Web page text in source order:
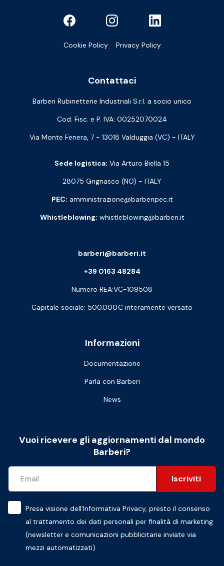
Cookie Policy Privacy Policy
Contattaci
Barberi Rubinetterie Industriali S.r.l. a socio unico
Cod. Fisc. e P. IVA: 00252070024
Via Monte Fenera, 7 - 13018 Valduggia (VC) - ITALY
Sede logistica: Via Arturo Biella 15
28075 Grignasco (NO) - ITALY
PEC: amministrazione@barberipec.it
Whistleblowing: whistleblowing@barberi.it
Informazioni
Documentazione
Parla con Barberi
News
barberi@barberi.it
+39 0163 48284
Numero REA:VC-109508
Capitale sociale: 500.000€ interamente versato
Vuoi ricevere gli aggiornamenti dal mondo
Barberi?
Iscriviti
Presa visione dell’Informativa Privacy, presto il consenso
al trattamento dei dati personali per finalità di marketing
(newsletter e comunicazioni pubblicitarie inviate via
mezzi automatizzati)